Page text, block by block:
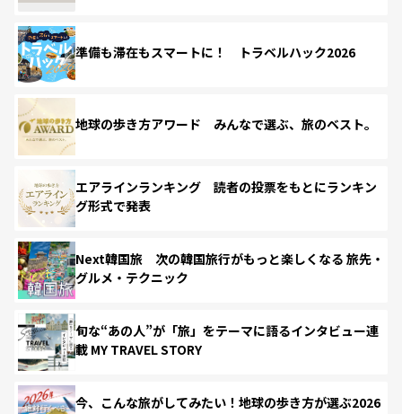
準備も滞在もスマートに！ トラベルハック2026
地球の歩き方アワード みんなで選ぶ、旅のベスト。
エアラインランキング 読者の投票をもとにランキン
グ形式で発表
Next韓国旅 次の韓国旅行がもっと楽しくなる 旅先・
グルメ・テクニック
旬な“あの人”が「旅」をテーマに語るインタビュー連
載 MY TRAVEL STORY
今、こんな旅がしてみたい！地球の歩き方が選ぶ2026